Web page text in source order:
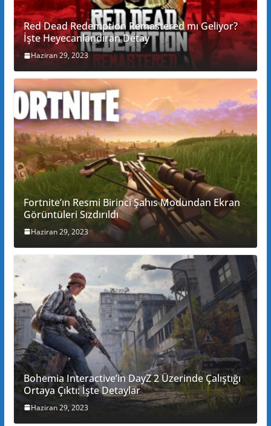
Red Dead Redemption Remastered mı Geliyor?
İşte Heyecanlandıran Detay
Haziran 29, 2023
Fortnite’ın Resmi Birinci Şahıs Modundan Ekran
Görüntüleri Sızdırıldı
Haziran 29, 2023
Bohemia Interactive’in DayZ 2 Üzerinde Çalıştığı
Ortaya Çıktı: İşte Detaylar
Haziran 29, 2023